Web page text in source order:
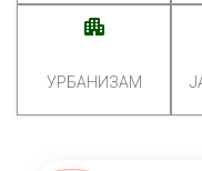
УРБАНИЗАМ